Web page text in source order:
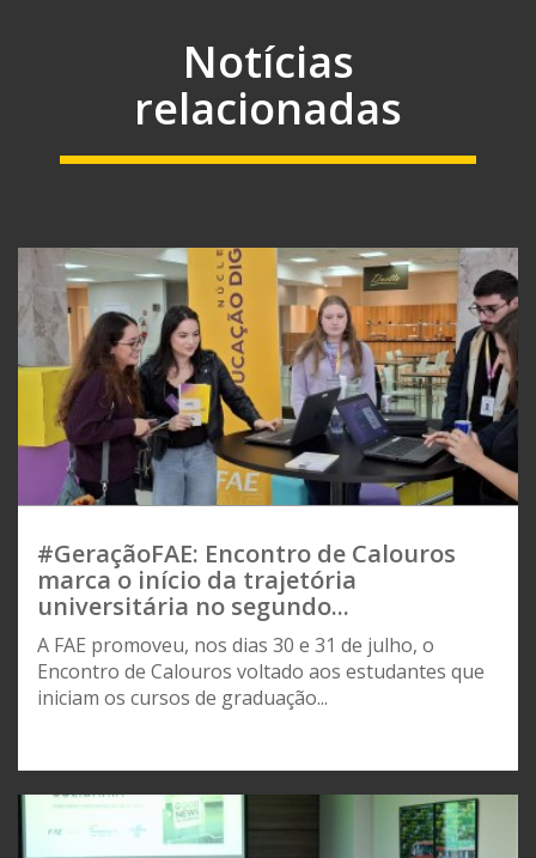
Notícias
relacionadas
#GeraçãoFAE: Encontro de Calouros
marca o início da trajetória
universitária no segundo...
A FAE promoveu, nos dias 30 e 31 de julho, o
Encontro de Calouros voltado aos estudantes que
iniciam os cursos de graduação...